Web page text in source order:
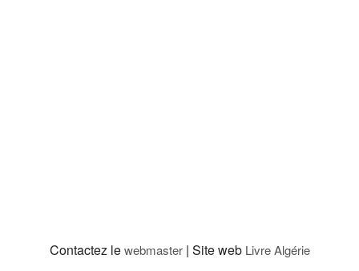
Contactez lewebmaster| Site web Livre Algérie